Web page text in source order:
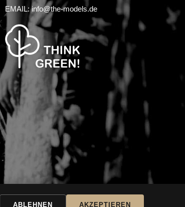
EMAIL:info@the-models.de
ABLEHNEN AKZEPTIEREN